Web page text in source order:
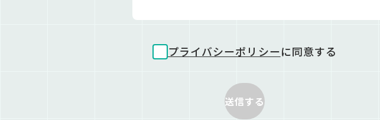
プライバシーポリシーに同意する
送信する